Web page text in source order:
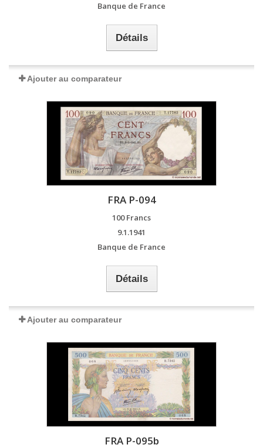
Banque de France
Détails
Ajouter au comparateur
FRA P-094
100 Francs
9.1.1941
Banque de France
Détails
Ajouter au comparateur
FRA P-095b